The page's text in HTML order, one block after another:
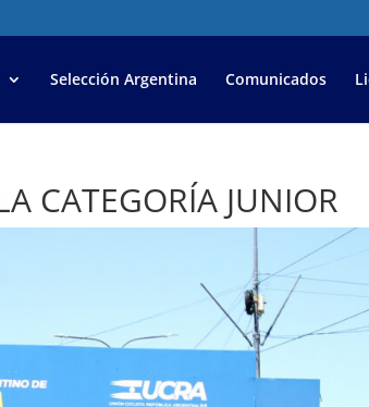
Selección Argentina Comunicados
CATEGORÍA JUNIOR